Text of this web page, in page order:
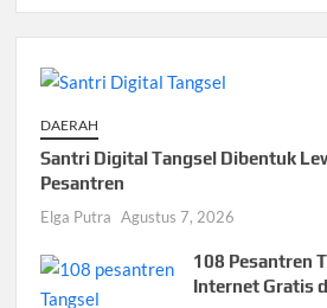
DAERAH
Santri Digital Tangsel Dibentuk
Pesantren
Elga Putra Agustus 7, 2026
108 Pesantren
Internet Gratis